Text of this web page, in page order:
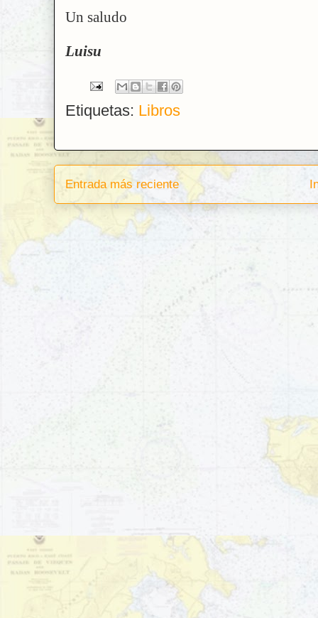
Un saludo
Luisu
Etiquetas: Libros
Entrada más reciente